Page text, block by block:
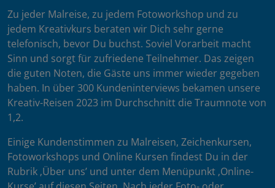
Zu jeder Malreise, zu jedem Fotoworkshop und zu
jedem Kreativkurs beraten wir Dich sehr gerne
telefonisch, bevor Du buchst. Soviel Vorarbeit macht
Sinn und sorgt für zufriedene Teilnehmer. Das zeigen
die guten Noten, die Gäste uns immer wieder gegeben
haben. In über 300 Kundeninterviews bekamen unsere
Kreativ-Reisen 2023 im Durchschnitt die Traumnote von
1,2.
Einige Kundenstimmen zu Malreisen, Zeichenkursen,
Fotoworkshops und Online Kursen findest Du in der
Rubrik ‚Über uns’ und unter dem Menüpunkt ‚Online-